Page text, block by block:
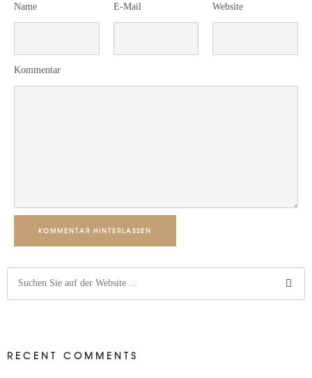
Name E-Mail Website
Kommentar
KOMMENTAR HINTERLASSEN
RECENT COMMENTS